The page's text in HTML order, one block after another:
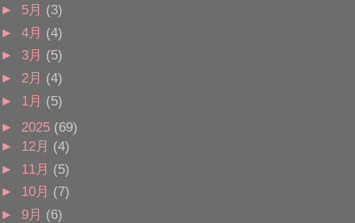
► 5月 (3)
► 4月 (4)
► 3月 (5)
► 2月 (4)
► 1月 (5)
► 2025 (69)
► 12月 (4)
► 11月 (5)
► 10月 (7)
► 9月 (6)